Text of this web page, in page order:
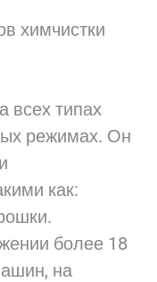
химчистки
всех типах
режимах. Он
как:
более 18
на